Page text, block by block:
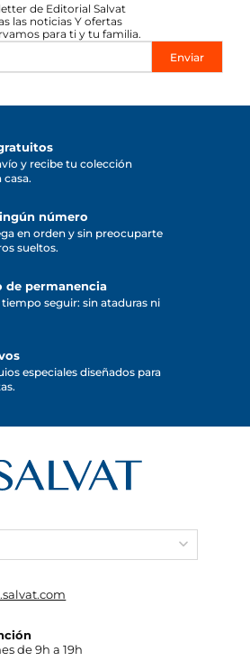
de Editorial Salvat
las noticias Y ofertas
para ti y tu familia.
Enviar
y recibe tu colección
número
en orden y sin preocuparte
sueltos.
de permanencia
seguir: sin ataduras ni
especiales diseñados para
de 9h a 19h